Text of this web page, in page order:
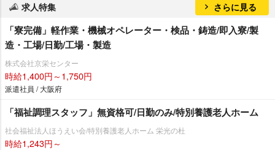
求人特集 さらに見る
「寮完備」軽作業・機械オペレーター・検品・鋳造/即入寮/製
造・工場/日勤/工場・製造
株式会社京栄センター
時給1,400円～1,750円
派遣社員 / 大阪府
「福祉調理スタッフ」無資格可/日勤のみ/特別養護老人ホーム
社会福祉法人ほうえい会/特別養護老人ホーム 栄光の杜
時給1,243円～